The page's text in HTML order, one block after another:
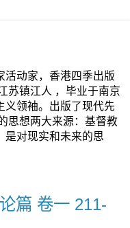
活动家，香港四季出版
苏镇江人 ，毕业于南京
义领袖。出版了现代先
思想两大来源：基督教
是对现实和未来的思
篇 卷一 211-